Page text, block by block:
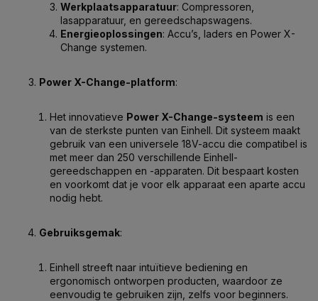
Werkplaatsapparatuur: Compressoren,
lasapparatuur, en gereedschapswagens.
Energieoplossingen: Accu’s, laders en Power X-
Change systemen.
Power X-Change-platform:
Het innovatieve Power X-Change-systeem is een
van de sterkste punten van Einhell. Dit systeem maakt
gebruik van een universele 18V-accu die compatibel is
met meer dan 250 verschillende Einhell-
gereedschappen en -apparaten. Dit bespaart kosten
en voorkomt dat je voor elk apparaat een aparte accu
nodig hebt.
Gebruiksgemak:
Einhell streeft naar intuïtieve bediening en
ergonomisch ontworpen producten, waardoor ze
eenvoudig te gebruiken zijn, zelfs voor beginners.